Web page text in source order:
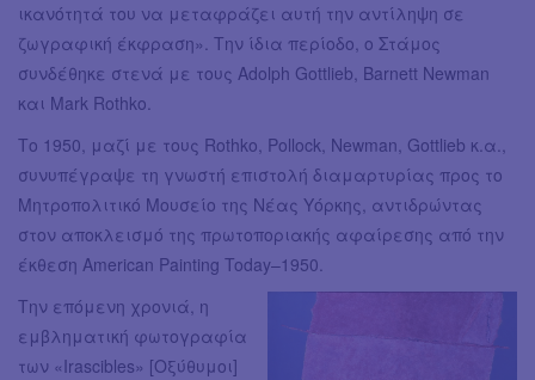
ικανότητά του να μεταφράζει αυτή την αντίληψη σε
ζωγραφική έκφραση». Την ίδια περίοδο, ο Στάμος
συνδέθηκε στενά με τους Adolph Gottlieb, Barnett Newman
και Mark Rothko.
Το 1950, μαζί με τους Rothko, Pollock, Newman, Gottlieb κ.α.,
συνυπέγραψε τη γνωστή επιστολή διαμαρτυρίας προς το
Μητροπολιτικό Μουσείο της Νέας Υόρκης, αντιδρώντας
στον αποκλεισμό της πρωτοποριακής αφαίρεσης από την
έκθεση American Painting Today–1950.
Την επόμενη χρονιά, η
εμβληματική φωτογραφία
των «Irascibles» [Οξύθυμοι]